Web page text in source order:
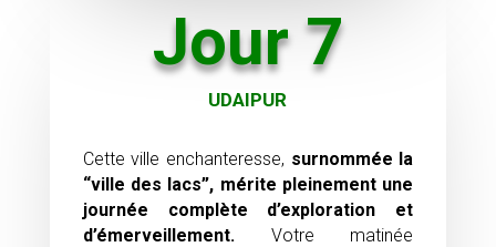
Jour 7
UDAIPUR
Cette ville enchanteresse, surnommée la
“ville des lacs”, mérite pleinement une
journée complète d’exploration et
d’émerveillement. Votre matinée